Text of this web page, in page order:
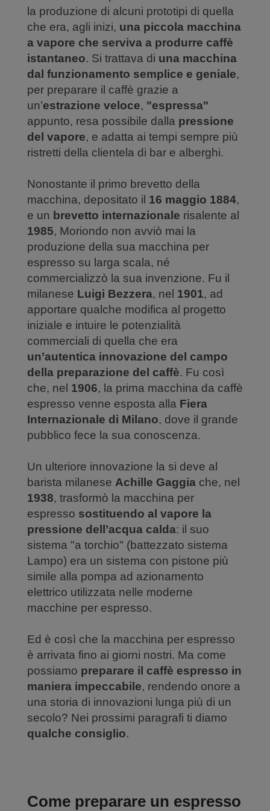
la produzione di alcuni prototipi di quella
che era, agli inizi, una piccola macchina
a vapore che serviva a produrre caffè
istantaneo. Si trattava di una macchina
dal funzionamento semplice e geniale,
per preparare il caffè grazie a
un’estrazione veloce, "espressa"
appunto, resa possibile dalla pressione
del vapore, e adatta ai tempi sempre più
ristretti della clientela di bar e alberghi.
Nonostante il primo brevetto della
macchina, depositato il 16 maggio 1884,
e un brevetto internazionale risalente al
1985, Moriondo non avviò mai la
produzione della sua macchina per
espresso su larga scala, né
commercializzò la sua invenzione. Fu il
milanese Luigi Bezzera, nel 1901, ad
apportare qualche modifica al progetto
iniziale e intuire le potenzialità
commerciali di quella che era
un’autentica innovazione del campo
della preparazione del caffè. Fu così
che, nel 1906, la prima macchina da caffè
espresso venne esposta alla Fiera
Internazionale di Milano, dove il grande
pubblico fece la sua conoscenza.
Un ulteriore innovazione la si deve al
barista milanese Achille Gaggia che, nel
1938, trasformò la macchina per
espresso sostituendo al vapore la
pressione dell’acqua calda: il suo
sistema "a torchio" (battezzato sistema
Lampo) era un sistema con pistone più
simile alla pompa ad azionamento
elettrico utilizzata nelle moderne
macchine per espresso.
Ed è così che la macchina per espresso
è arrivata fino ai giorni nostri. Ma come
possiamo preparare il caffè espresso in
maniera impeccabile, rendendo onore a
una storia di innovazioni lunga più di un
secolo? Nei prossimi paragrafi ti diamo
qualche consiglio.
Come preparare un espresso